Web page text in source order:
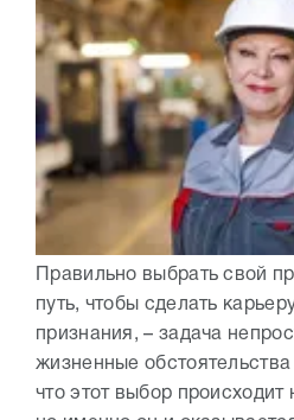
Правильно выбрать свой
путь, чтобы сделать
признания, – задача
жизненные
что этот выбор происходит